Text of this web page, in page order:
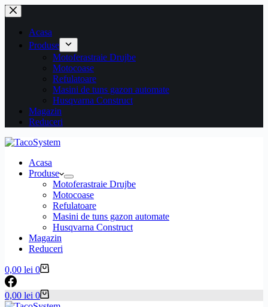
Sari
la
conținutAcasa
Produse
Motoferastraie Drujbe
Motocoase
Refulatoare
Masini de tuns gazon automate
Husqvarna Construct
Magazin
Reduceri
Acasa
Produse
Motoferastraie Drujbe
Motocoase
Refulatoare
Masini de tuns gazon automate
Husqvarna Construct
Magazin
Reduceri
Coș
de
cumpărături
0,00 lei 0
Coș
de
0,00 lei 0